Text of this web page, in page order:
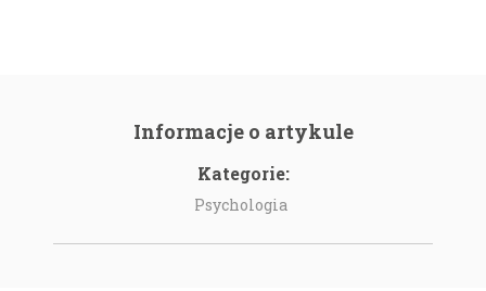
Informacje o artykule
Kategorie:
Psychologia